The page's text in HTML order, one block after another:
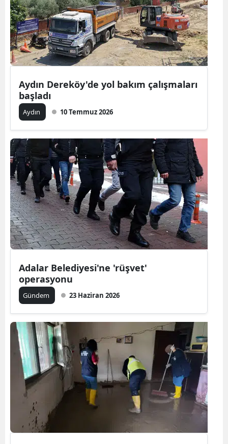
Bingöl
Bitlis
Bolu
Çankırı
Çorum
Denizli
Diyarbakır
Edirne
Elazığ
Gaziantep
Giresun
Gümüşhane
Hakkari
Hatay
Isparta
Aydın Dereköy'de yol bakım çalışmaları
başladı
Aydın 10 Temmuz 2026
Adalar Belediyesi'ne 'rüşvet'
operasyonu
Gündem 23 Haziran 2026